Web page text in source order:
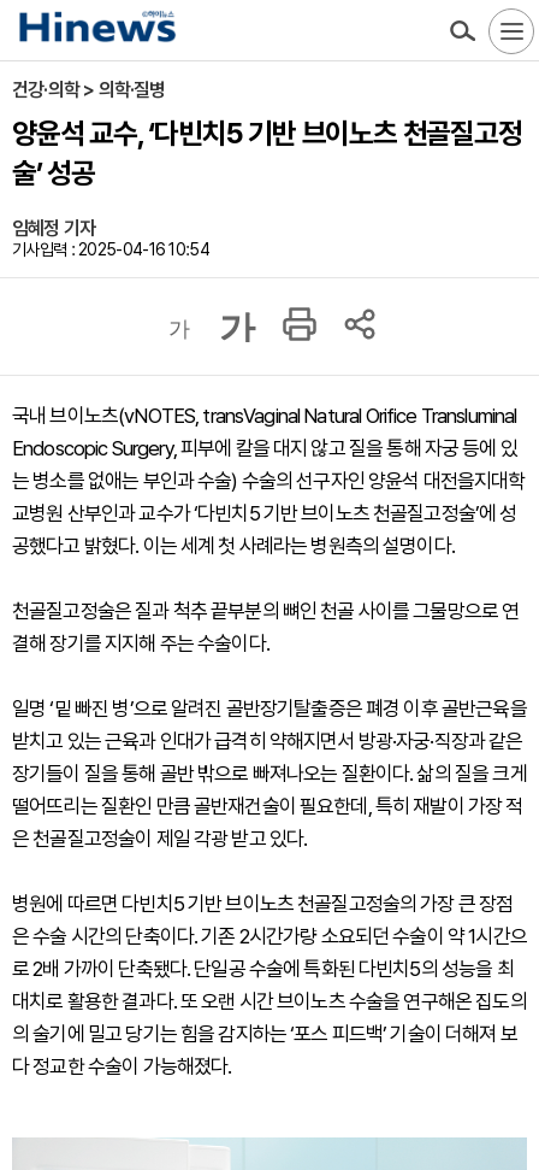
건강·의학 > 의학·질병
양윤석 교수, ‘다빈치5 기반 브이노츠 천골질고정
술’ 성공
임혜정 기자
기사입력 : 2025-04-16 10:54
가 가
국내 브이노츠(vNOTES, transVaginal Natural Orifice Transluminal
Endoscopic Surgery, 피부에 칼을 대지 않고 질을 통해 자궁 등에 있
는 병소를 없애는 부인과 수술) 수술의 선구자인 양윤석 대전을지대학
교병원 산부인과 교수가 ‘다빈치5 기반 브이노츠 천골질고정술’에 성
공했다고 밝혔다. 이는 세계 첫 사례라는 병원측의 설명이다.
천골질고정술은 질과 척추 끝부분의 뼈인 천골 사이를 그물망으로 연
결해 장기를 지지해 주는 수술이다.
일명 ‘밑 빠진 병’으로 알려진 골반장기탈출증은 폐경 이후 골반근육을
받치고 있는 근육과 인대가 급격히 약해지면서 방광·자궁·직장과 같은
장기들이 질을 통해 골반 밖으로 빠져나오는 질환이다. 삶의 질을 크게
떨어뜨리는 질환인 만큼 골반재건술이 필요한데, 특히 재발이 가장 적
은 천골질고정술이 제일 각광 받고 있다.
병원에 따르면 다빈치5 기반 브이노츠 천골질고정술의 가장 큰 장점
은 수술 시간의 단축이다. 기존 2시간가량 소요되던 수술이 약 1시간으
로 2배 가까이 단축됐다. 단일공 수술에 특화된 다빈치5의 성능을 최
대치로 활용한 결과다. 또 오랜 시간 브이노츠 수술을 연구해온 집도의
의 술기에 밀고 당기는 힘을 감지하는 ‘포스 피드백’ 기술이 더해져 보
다 정교한 수술이 가능해졌다.